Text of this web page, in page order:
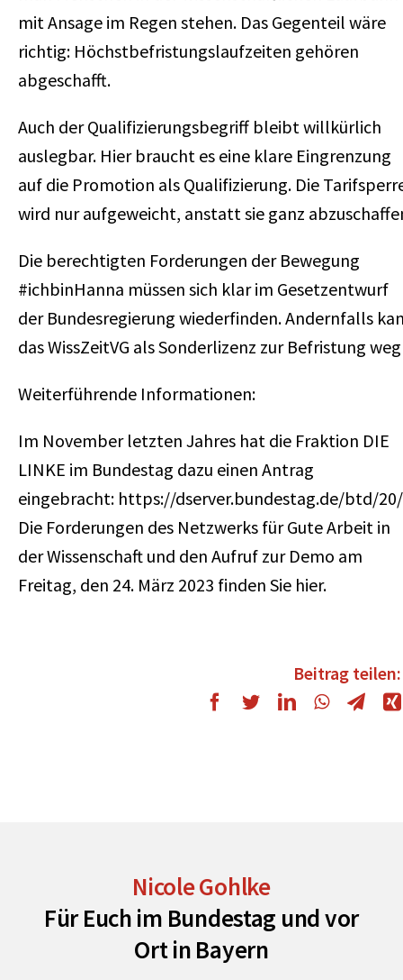
mit Ansage im Regen stehen. Das Gegenteil wäre
richtig: Höchstbefristungslaufzeiten gehören
abgeschafft.
Auch der Qualifizierungsbegriff bleibt willkürlich
auslegbar. Hier braucht es eine klare Eingrenzung
auf die Promotion als Qualifizierung. Die
wird nur aufgeweicht, anstatt sie ganz
Die berechtigten Forderungen der Bewegung
#ichbinHanna müssen sich klar im Gesetzentwurf
der Bundesregierung wiederfinden. Andernfalls
das WissZeitVG als Sonderlizenz zur Befristung
Weiterführende Informationen:
Im November letzten Jahres hat die Fraktion DIE
LINKE im Bundestag dazu einen Antrag
eingebracht: https://dserver.bundestag.de/btd/
Die Forderungen des Netzwerks für Gute Arbeit in
der Wissenschaft und den Aufruf zur Demo am
Freitag, den 24. März 2023 finden Sie hier.
Beitrag teilen:
Nicole Gohlke
Für Euch im Bundestag und vor
Ort in Bayern